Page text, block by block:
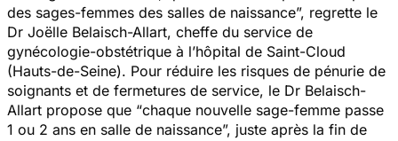
des sages-femmes des salles de naissance”, regrette le
Dr Joëlle Belaisch-Allart, cheffe du service de
gynécologie-obstétrique à l’hôpital de Saint-Cloud
(Hauts-de-Seine). Pour réduire les risques de pénurie de
soignants et de fermetures de service, le Dr Belaisch-
Allart propose que “chaque nouvelle sage-femme passe
1 ou 2 ans en salle de naissance”, juste après la fin de